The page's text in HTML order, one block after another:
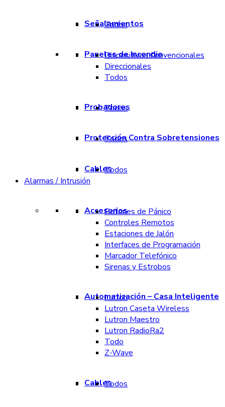
Señalamientos
Todos
Paneles de Incendio
Dispositivos Convencionales
Direccionales
Todos
Probadores
Todos
Protección Contra Sobretensiones
Todos
CablesTodos
Alarmas / Intrusión
Accesorios
Botones de Pánico
Controles Remotos
Estaciones de Jalón
Interfaces de Programación
Marcador Telefónico
Sirenas y Estrobos
Automatización – Casa Inteligente
Lutron
Lutron Caseta Wireless
Lutron Maestro
Lutron RadioRa2
Todo
Z-Wave
CablesTodos